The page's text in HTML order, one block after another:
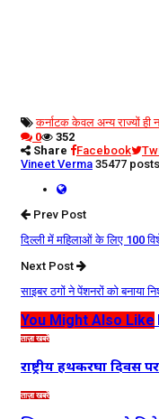
कर्नाटक केवल अन्य राज्यों ही
0
352
Share
Facebook
Vineet Verma 35477 posts
Prev Post
दिल्ली में महिलाओं के लिए 100
Next Post
साइबर ठगों ने पेंशनरों को बनाया
You Might Also Like
ताज़ा खबरें
राष्ट्रीय हथकरघा दिवस
ताज़ा खबरें